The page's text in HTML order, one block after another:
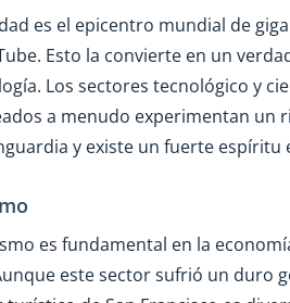
es el epicentro mundial de
Esto la convierte en un
Los sectores tecnológico y
a menudo experimentan un
y existe un fuerte espíritu
es fundamental en la
este sector sufrió un duro